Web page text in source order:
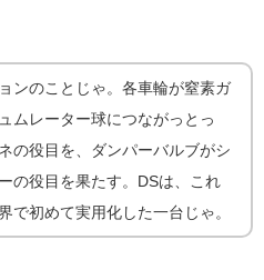
ンのことじゃ。各車輪が窒素ガ
ムレーター球につながっとっ
の役目を、ダンパーバルブがシ
の役目を果たす。DSは、これ
で初めて実用化した一台じゃ。